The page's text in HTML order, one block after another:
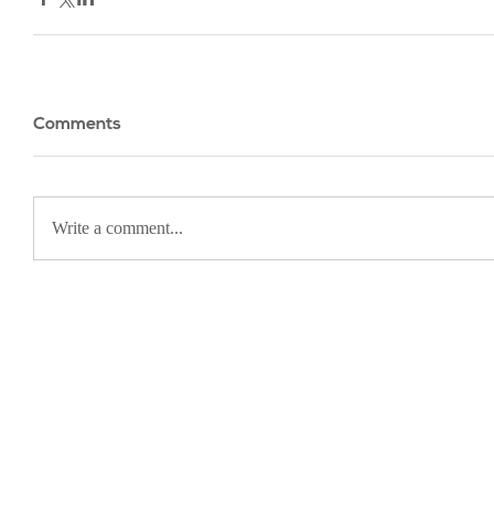
Comments
Write a comment...